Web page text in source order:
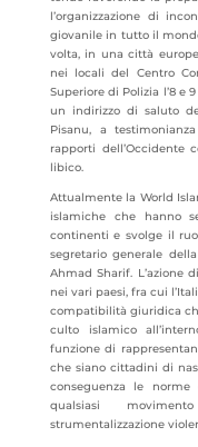
l’organizzazione di
giovanile in tutto il
volta, in una città
nei locali del Centro
Superiore di Polizia l’8 e
un indirizzo di saluto
Pisanu, a
rapporti dell’Occidente
libico.
Attualmente la World
islamiche che hanno
continenti e svolge il
segretario generale
Ahmad Sharif. L’azione
nei vari paesi, fra cui
compatibilità giuridica
culto islamico
funzione di
che siano cittadini di
conseguenza le
qualsiasi
strumentalizzazione